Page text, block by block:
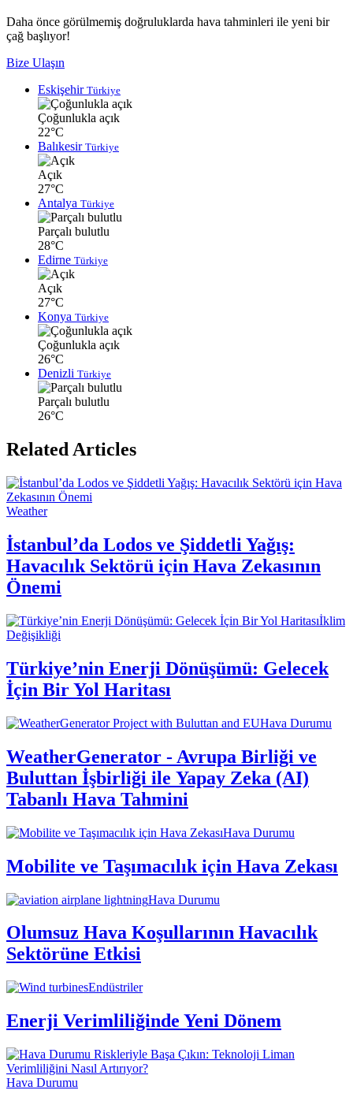
Daha önce görülmemiş doğruluklarda hava tahminleri ile yeni bir
çağ başlıyor!
Bize Ulaşın
Eskişehir Türkiye
Çoğunlukla açık
22°C
Balıkesir Türkiye
Açık
27°C
Antalya Türkiye
Parçalı bulutlu
28°C
Edirne Türkiye
Açık
27°C
Konya Türkiye
Çoğunlukla açık
26°C
Denizli Türkiye
Parçalı bulutlu
26°C
Related Articles
Weather
İstanbul’da Lodos ve Şiddetli Yağış:
Havacılık Sektörü için Hava Zekasının
Önemi
İklim
Değişikliği
Türkiye’nin Enerji Dönüşümü: Gelecek
İçin Bir Yol Haritası
Hava Durumu
WeatherGenerator - Avrupa Birliği ve
Buluttan İşbirliği ile Yapay Zeka (AI)
Tabanlı Hava Tahmini
Hava Durumu
Mobilite ve Taşımacılık için Hava Zekası
Hava Durumu
Olumsuz Hava Koşullarının Havacılık
Sektörüne Etkisi
Endüstriler
Enerji Verimliliğinde Yeni Dönem
Hava Durumu